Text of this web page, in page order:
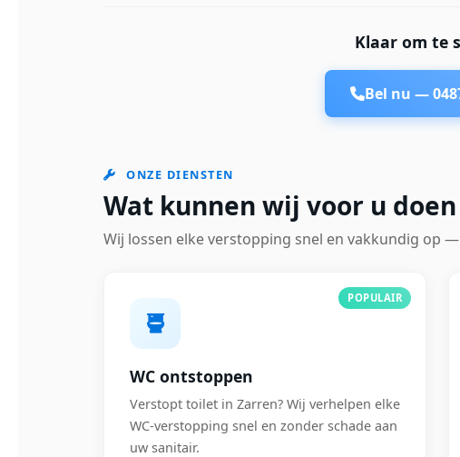
Klaar om te
Bel nu —
ONZE DIENSTEN
Wat kunnen wij voor u
Wij lossen elke verstopping snel en vakkundig op
POPULAIR
WC ontstoppen
Verstopt toilet in Zarren? Wij verhelpen elke
WC-verstopping snel en zonder schade aan
uw sanitair.